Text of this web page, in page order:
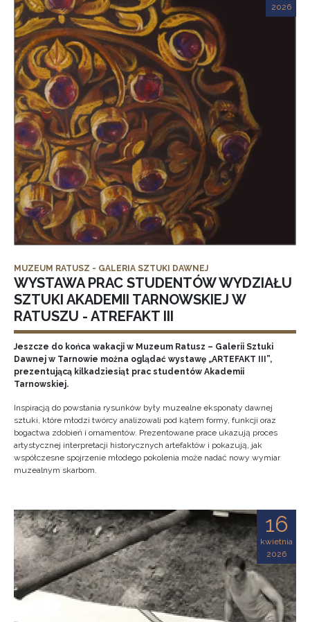
2026
MUZEUM RATUSZ - GALERIA SZTUKI DAWNEJ
WYSTAWA PRAC STUDENTÓW WYDZIAŁU
SZTUKI AKADEMII TARNOWSKIEJ W
RATUSZU - ATREFAKT III
Jeszcze do końca wakacji w Muzeum Ratusz – Galerii Sztuki
Dawnej w Tarnowie można oglądać wystawę „ARTEFAKT III”,
prezentującą kilkadziesiąt prac studentów Akademii
Tarnowskiej.
Inspiracją do powstania rysunków były muzealne eksponaty dawnej
sztuki, które młodzi twórcy analizowali pod kątem formy, funkcji oraz
bogactwa zdobień i ornamentów. Prezentowane prace ukazują proces
artystycznej interpretacji historycznych artefaktów i pokazują, jak
współczesne spojrzenie młodego pokolenia może nadać nowy wymiar
muzealnym skarbom.
16
kwietnia
2026